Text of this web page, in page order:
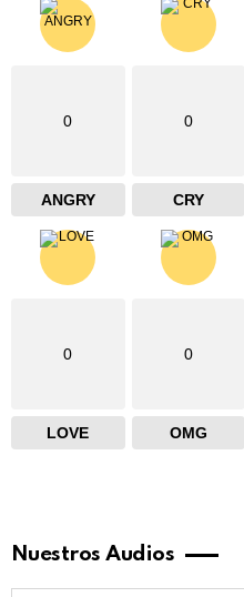
0
ANGRY
0
CRY
0
LOVE
0
OMG
Nuestros Audios